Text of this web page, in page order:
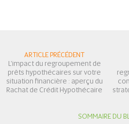
ARTICLE PRÉCÉDENT
L'impact du regroupement de
prêts hypothécaires sur votre
situation financière : aperçu du
Rachat de Crédit Hypothécaire
SOMMAIRE DU